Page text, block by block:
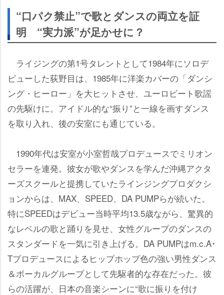
“口パク禁止”で歌とダンスの両立を証
明 “実力派”が足かせに？
ライジングの第1号タレントとして1984年にソロデ
ビューした荻野目は、1985年に洋楽カバーの「ダンシ
ング・ヒーロー」を大ヒットさせ、ユーロビート歌謡
の先駆けに。アイドル的な“振り”と一線を画すダンス
を取り入れ、後の安室にも通じている。
1990年代は安室が小室哲哉プロデュースでミリオン
セラーを連発。彼女が歌やダンスを学んだ沖縄アクタ
ーズスクールと提携していたラインジングプロダクシ
ョンからは、MAX、SPEED、DA PUMPらが続いた。
特にSPEEDはデビュー当時平均13.5歳ながら、驚異的
なレベルの歌と踊りを見せ、女性グループのダンスの
スタンダードを一気に引き上げる。DA PUMPはm.c.A･
Tプロデュースによるヒップホップ色の強い男性ダンス
＆ボーカルグループとして先駆者的な存在だった。彼
らの活躍が、日本の音楽シーンに“歌に振りを付け